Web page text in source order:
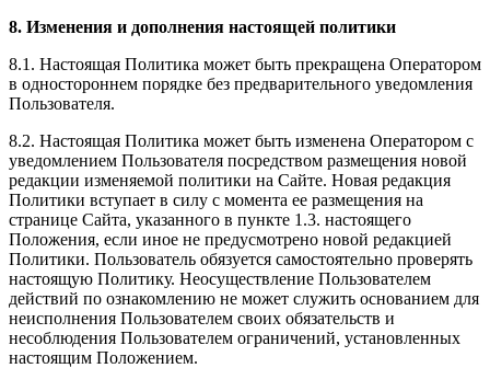
8. Изменения и дополнения настоящей политики
8.1. Настоящая Политика может быть прекращена Оператором
в одностороннем порядке без предварительного уведомления
Пользователя.
8.2. Настоящая Политика может быть изменена Оператором с
уведомлением Пользователя посредством размещения новой
редакции изменяемой политики на Сайте. Новая редакция
Политики вступает в силу с момента ее размещения на
странице Сайта, указанного в пункте 1.3. настоящего
Положения, если иное не предусмотрено новой редакцией
Политики. Пользователь обязуется самостоятельно проверять
настоящую Политику. Неосуществление Пользователем
действий по ознакомлению не может служить основанием для
неисполнения Пользователем своих обязательств и
несоблюдения Пользователем ограничений, установленных
настоящим Положением.